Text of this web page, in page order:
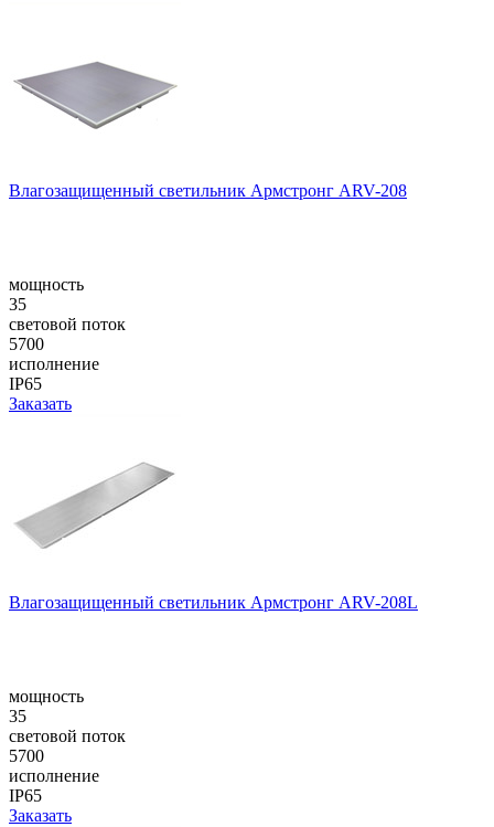
Влагозащищенный светильник Армстронг ARV-208
мощность
35
световой поток
5700
исполнение
IP65
Заказать
Влагозащищенный светильник Армстронг ARV-208L
мощность
35
световой поток
5700
исполнение
IP65
Заказать